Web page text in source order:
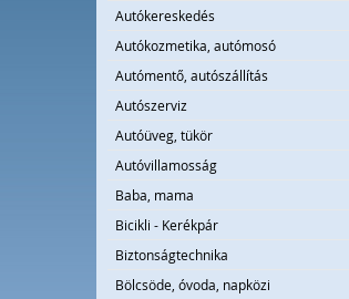
Autókereskedés
Autókozmetika, autómosó
Autómentő, autószállítás
Autószerviz
Autóüveg, tükör
Autóvillamosság
Baba, mama
Bicikli - Kerékpár
Biztonságtechnika
Bölcsöde, óvoda, napközi